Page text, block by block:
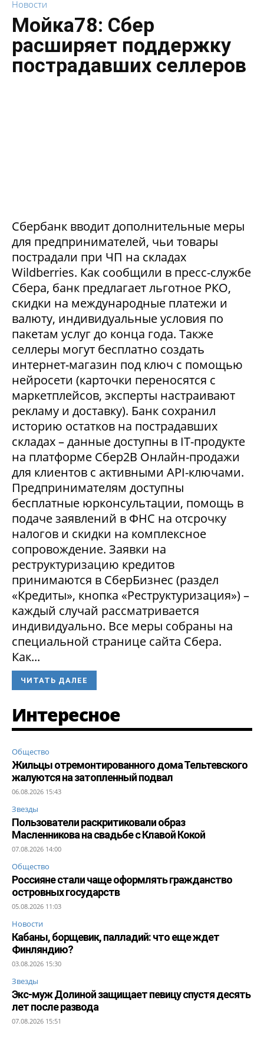
Новости
Мойка78: Сбер
расширяет поддержку
пострадавших селлеров
Сбербанк вводит дополнительные меры
для предпринимателей, чьи товары
пострадали при ЧП на складах
Wildberries. Как сообщили в пресс-службе
Сбера, банк предлагает льготное РКО,
скидки на международные платежи и
валюту, индивидуальные условия по
пакетам услуг до конца года. Также
селлеры могут бесплатно создать
интернет-магазин под ключ с помощью
нейросети (карточки переносятся с
маркетплейсов, эксперты настраивают
рекламу и доставку). Банк сохранил
историю остатков на пострадавших
складах – данные доступны в IT-продукте
на платформе Сбер2В Онлайн-продажи
для клиентов с активными API-ключами.
Предпринимателям доступны
бесплатные юрконсультации, помощь в
подаче заявлений в ФНС на отсрочку
налогов и скидки на комплексное
сопровождение. Заявки на
реструктуризацию кредитов
принимаются в СберБизнес (раздел
«Кредиты», кнопка «Реструктуризация») –
каждый случай рассматривается
индивидуально. Все меры собраны на
специальной странице сайта Сбера.
Как...
ЧИТАТЬ ДАЛЕЕ
Интересное
Общество
Жильцы отремонтированного дома Тельтевского
жалуются на затопленный подвал
06.08.2026 15:43
Звезды
Пользователи раскритиковали образ
Масленникова на свадьбе с Клавой Кокой
07.08.2026 14:00
Общество
Россияне стали чаще оформлять гражданство
островных государств
05.08.2026 11:03
Новости
Кабаны, борщевик, палладий: что еще ждет
Финляндию?
03.08.2026 15:30
Звезды
Экс-муж Долиной защищает певицу спустя десять
лет после развода
07.08.2026 15:51